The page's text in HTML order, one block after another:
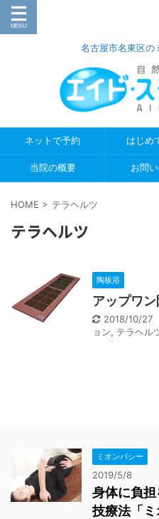
名古屋市名東区の
ネットで予約 はじめ
当院の概要 お問
HOME > テラヘルツ
テラヘルツ
陶板浴
アップワ
2018/10/27
ョン, テラヘル
ミオンパシー
2019/5/8
身体に負
技療法「ミ